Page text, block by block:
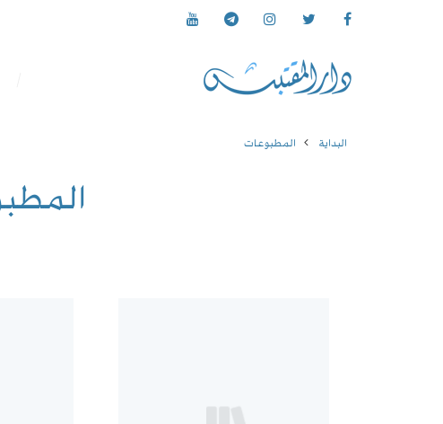
البداية المطبوعات